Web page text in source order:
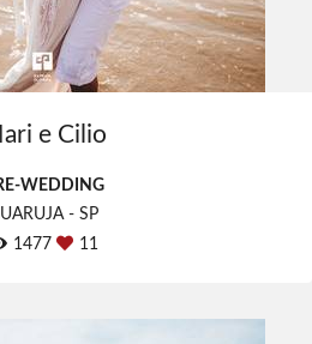
e Cilio
WEDDING
- SP
1477
11